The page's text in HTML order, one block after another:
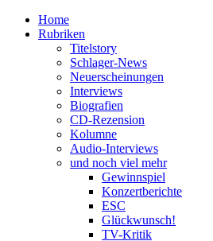
Home
Rubriken
Titelstory
Schlager-News
Neuerscheinungen
Interviews
Biografien
CD-Rezension
Kolumne
Audio-Interviews
und noch viel mehr
Gewinnspiel
Konzertberichte
ESC
Glückwunsch!
TV-Kritik